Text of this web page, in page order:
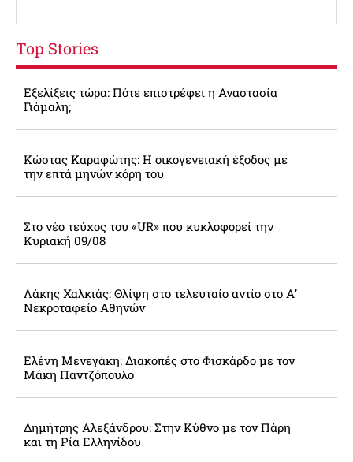
Top Stories
Εξελίξεις τώρα: Πότε επιστρέφει η Αναστασία
Γιάμαλη;
Κώστας Καραφώτης: Η οικογενειακή έξοδος με
την επτά μηνών κόρη του
Στο νέο τεύχος του «UR» που κυκλοφορεί την
Κυριακή 09/08
Λάκης Χαλκιάς: Θλίψη στο τελευταίο αντίο στο Α’
Νεκροταφείο Αθηνών
Ελένη Μενεγάκη: Διακοπές στο Φισκάρδο με τον
Μάκη Παντζόπουλο
Δημήτρης Αλεξάνδρου: Στην Κύθνο με τον Πάρη
και τη Ρία Ελληνίδου